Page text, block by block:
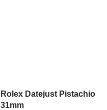
Rolex Datejust Pistachio
31mm